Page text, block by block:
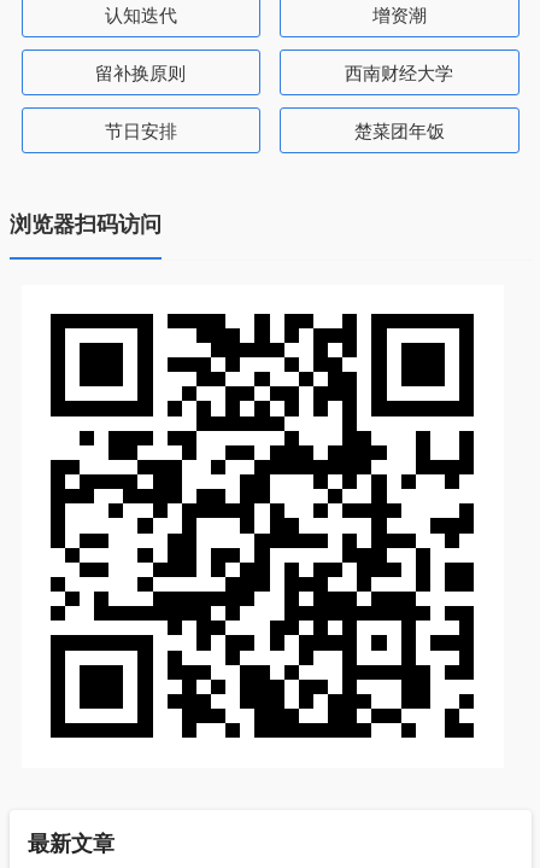
认知迭代 增资潮
留补换原则 西南财经大学
节日安排 楚菜团年饭
浏览器扫码访问
最新文章